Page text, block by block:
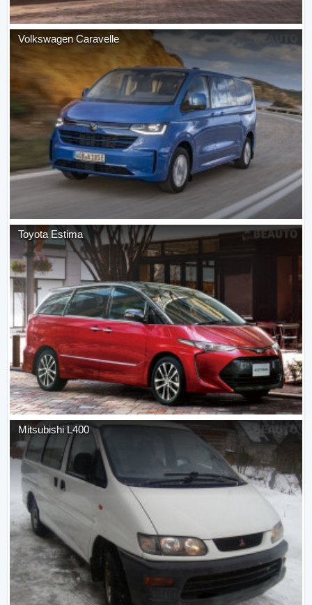
Volkswagen Caravelle
Toyota Estima
Mitsubishi L400